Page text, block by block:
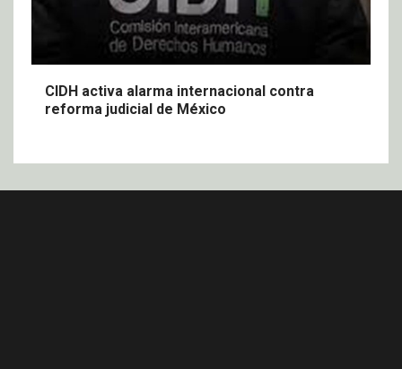
CIDH activa alarma internacional contra
reforma judicial de México